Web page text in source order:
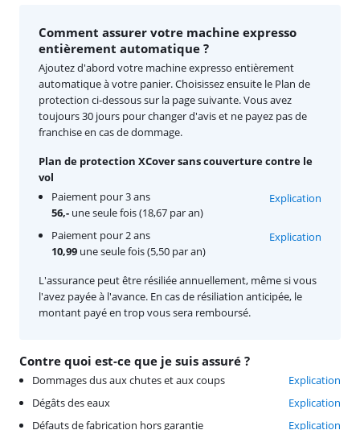
Contre quoi est-ce que je suis assuré ?
Dommages dus aux chutes et aux coups
Explication
Dégâts des eaux
Explication
Défauts de fabrication hors garantie
Explication
Comment assurer votre machine expresso
entièrement automatique ?
Ajoutez d'abord votre machine expresso entièrement
automatique à votre panier. Choisissez ensuite le Plan de
protection ci-dessous sur la page suivante. Vous avez
toujours 30 jours pour changer d'avis et ne payez pas de
franchise en cas de dommage.
Plan de protection XCover sans couverture contre le
vol
Paiement pour 3 ans
56,- une seule fois (18,67 par an)
Explication
Paiement pour 2 ans
10,99 une seule fois (5,50 par an)
Explication
L'assurance peut être résiliée annuellement, même si vous
l'avez payée à l'avance. En cas de résiliation anticipée, le
montant payé en trop vous sera remboursé.